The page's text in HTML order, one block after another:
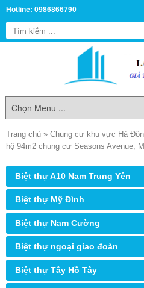
Hotline: 0986866790
Trang chủ » Chung cư khu vực Hà
hộ 94m2 chung cư Seasons Avenue,
Biệt thự A10 Nam Trung Yên
Biệt thự Mỹ Đình
Biệt thự Nam Cường
Biệt thự ngoại giao đoàn
Biệt thự Tây Hồ Tây